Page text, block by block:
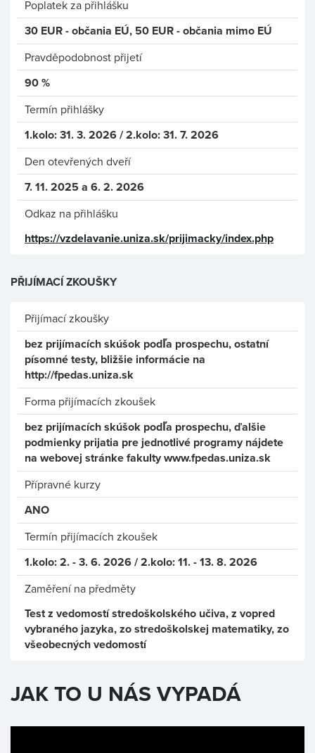
Poplatek za přihlášku
30 EUR - občania EÚ, 50 EUR - občania mimo EÚ
Pravděpodobnost přijetí
90 %
Termín přihlášky
1.kolo: 31. 3. 2026 / 2.kolo: 31. 7. 2026
Den otevřených dveří
7. 11. 2025 a 6. 2. 2026
Odkaz na přihlášku
https://vzdelavanie.uniza.sk/prijimacky/index.php
PŘIJÍMACÍ ZKOUŠKY
Přijímací zkoušky
bez prijímacích skúšok podľa prospechu, ostatní
písomné testy, bližšie informácie na
http://fpedas.uniza.sk
Forma přijímacích zkoušek
bez prijímacích skúšok podľa prospechu, ďalšie
podmienky prijatia pre jednotlivé programy nájdete
na webovej stránke fakulty www.fpedas.uniza.sk
Přípravné kurzy
ANO
Termín přijímacích zkoušek
1.kolo: 2. - 3. 6. 2026 / 2.kolo: 11. - 13. 8. 2026
Zaměření na předměty
Test z vedomostí stredoškolského učiva, z vopred
vybraného jazyka, zo stredoškolskej matematiky, zo
všeobecných vedomostí
JAK TO U NÁS VYPADÁ